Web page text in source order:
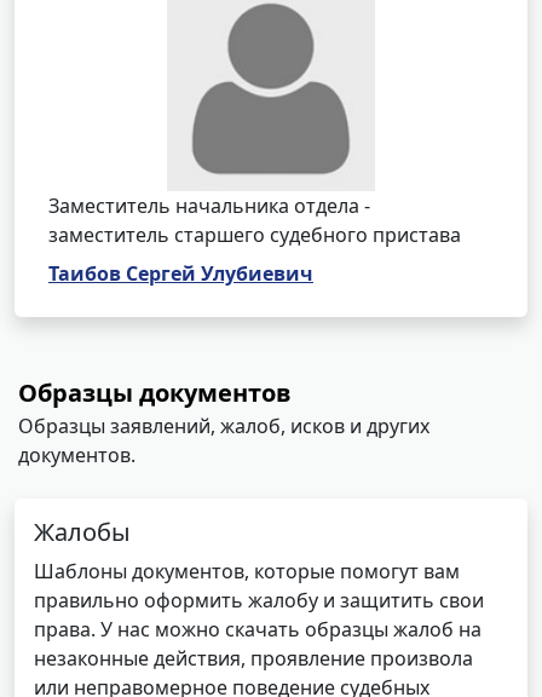
Заместитель начальника отдела -
заместитель старшего судебного пристава
Таибов Сергей Улубиевич
Образцы документов
Образцы заявлений, жалоб, исков и других
документов.
Жалобы
Шаблоны документов, которые помогут вам
правильно оформить жалобу и защитить свои
права. У нас можно скачать образцы жалоб на
незаконные действия, проявление произвола
или неправомерное поведение судебных